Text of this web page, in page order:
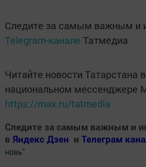
Следите за самым важным и
Telegram-канале Татмедиа
Читайте новости Татарстана в
национальном мессенджере
https://max.ru/tatmedia
Следите за самым важным и
в Яндекс Дзен и Телеграм
новь"